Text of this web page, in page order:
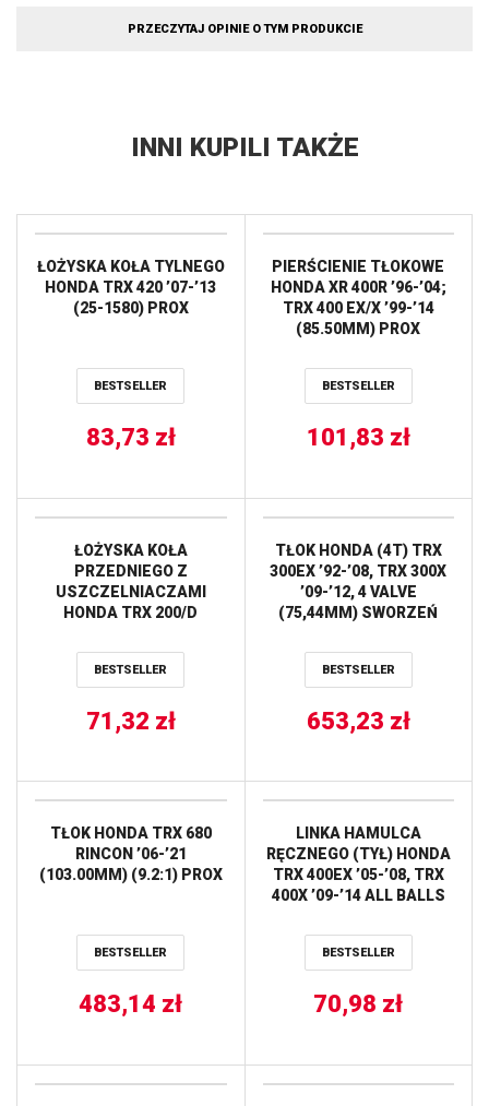
PRZECZYTAJ OPINIE O TYM PRODUKCIE
INNI KUPILI TAKŻE
ŁOŻYSKA KOŁA TYLNEGO
HONDA TRX 420 ’07-’13
(25-1580) PROX
BESTSELLER
83,73 zł
PIERŚCIENIE TŁOKOWE
HONDA XR 400R ’96-’04;
TRX 400 EX/X ’99-’14
(85.50MM) PROX
BESTSELLER
101,83 zł
ŁOŻYSKA KOŁA
PRZEDNIEGO Z
USZCZELNIACZAMI
HONDA TRX 200/D
’98-’01, CBR 600F ’95-’98,
VF 750C ’94-’96, VFR 750
’95-’97, CB 1000F ’93-’95,
CBR 1000F ’90-’97, CRF
’97-’06, CB TOURMAX
BESTSELLER
71,32 zł
TŁOK HONDA (4T) TRX
300EX ’92-’08, TRX 300X
’09-’12, 4 VALVE
(75,44MM) SWORZEŃ
BESTSELLER
653,23 zł
TŁOK HONDA TRX 680
RINCON ’06-’21
(103.00MM) (9.2:1) PROX
BESTSELLER
483,14 zł
LINKA HAMULCA
RĘCZNEGO (TYŁ) HONDA
TRX 400EX ’05-’08, TRX
400X ’09-’14 ALL BALLS
BESTSELLER
70,98 zł